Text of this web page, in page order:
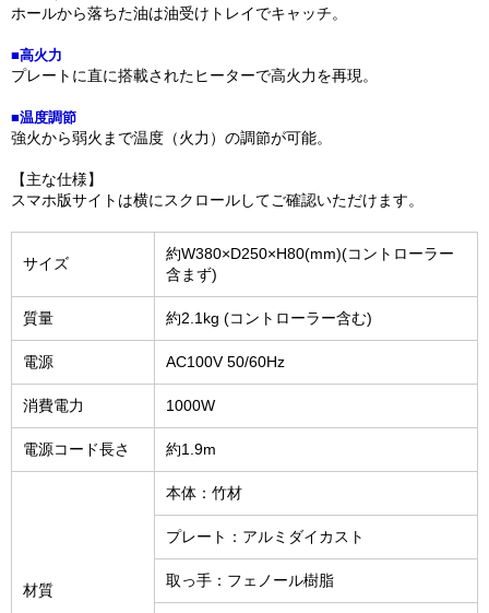
ホールから落ちた油は油受けトレイでキャッチ。
■高火力
プレートに直に搭載されたヒーターで高火力を再現。
■温度調節
強火から弱火まで温度（火力）の調節が可能。
【主な仕様】
スマホ版サイトは横にスクロールしてご確認いただけます。
サイズ
約W380×D250×H80(mm)(コントローラー
含まず)
質量 約2.1kg (コントローラー含む)
電源 AC100V 50/60Hz
消費電力 1000W
電源コード長さ 約1.9m
材質
本体：竹材
プレート：アルミダイカスト
取っ手：フェノール樹脂